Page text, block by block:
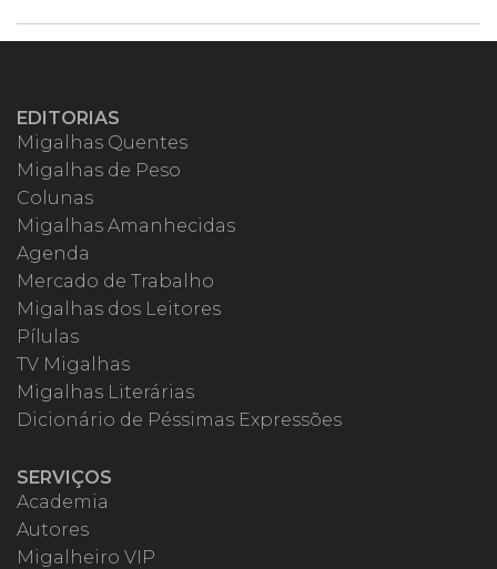
EDITORIAS
Migalhas Quentes
Migalhas de Peso
Colunas
Migalhas Amanhecidas
Agenda
Mercado de Trabalho
Migalhas dos Leitores
Pílulas
TV Migalhas
Migalhas Literárias
Dicionário de Péssimas Expressões
SERVIÇOS
Academia
Autores
Migalheiro VIP